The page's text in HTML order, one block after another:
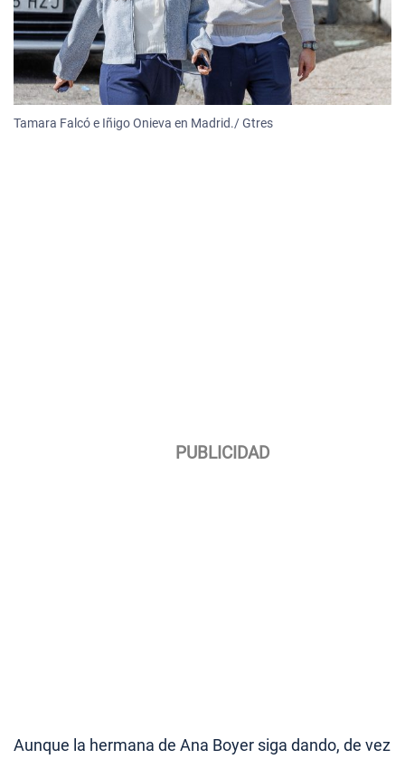
Tamara Falcó e Iñigo Onieva en Madrid./ Gtres
Aunque la hermana de Ana Boyer siga dando, de vez